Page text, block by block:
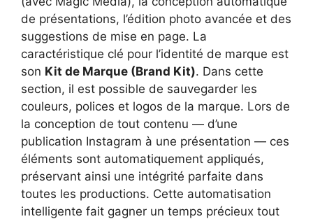
de présentations, l’édition photo avancée et des
suggestions de mise en page. La
caractéristique clé pour l’identité de marque est
son Kit de Marque (Brand Kit). Dans cette
section, il est possible de sauvegarder les
couleurs, polices et logos de la marque. Lors de
la conception de tout contenu — d’une
publication Instagram à une présentation — ces
éléments sont automatiquement appliqués,
préservant ainsi une intégrité parfaite dans
toutes les productions. Cette automatisation
intelligente fait gagner un temps précieux tout